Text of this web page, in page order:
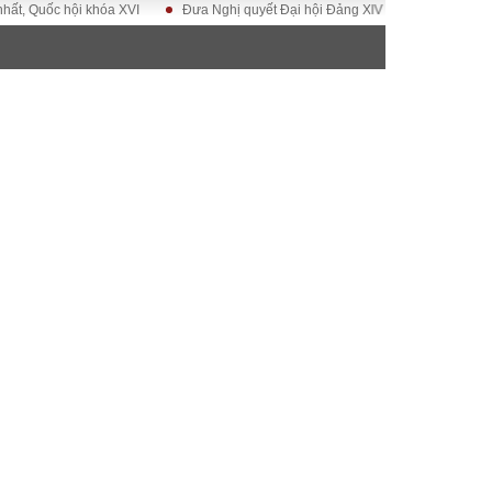
hội khóa XVI Đưa Nghị quyết Đại hội Đảng XIV vào cuộc sống